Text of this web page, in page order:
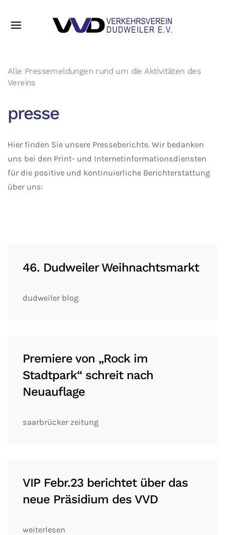
Alle Pressemeldungen rund um die Aktivitäten des
Vereins
presse
Hier finden Sie unsere Presseberichte. Wir bedanken
uns bei den Print- und Internetinformationsdiensten
für die positive und kontinuierliche Berichterstattung
über uns:
46. Dudweiler Weihnachtsmarkt
dudweiler blog
Premiere von „Rock im
Stadtpark“ schreit nach
Neuauflage
saarbrücker zeitung
VIP Febr.23 berichtet über das
neue Präsidium des VVD
weiterlesen